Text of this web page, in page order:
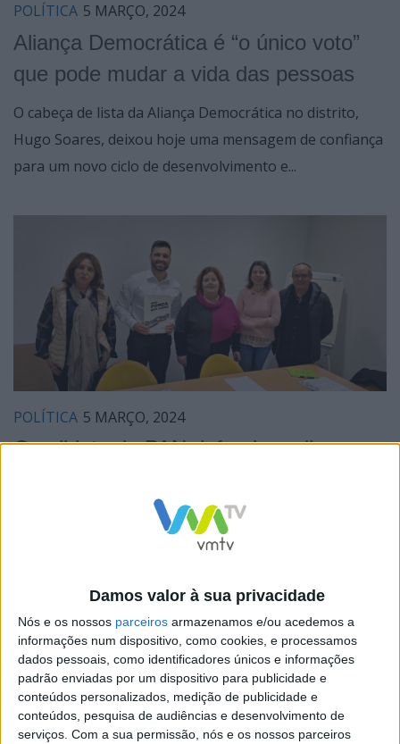
Damos valor à sua privacidade
Nós e os nossos parceiros armazenamos e/ou acedemos a
informações num dispositivo, como cookies, e processamos
dados pessoais, como identificadores únicos e informações
padrão enviadas por um dispositivo para publicidade e
conteúdos personalizados, medição de publicidade e
conteúdos, pesquisa de audiências e desenvolvimento de
serviços. Com a sua permissão, nós e os nossos parceiros
POLÍTICA 5 MARÇO, 2024
Aliança Democrática é “o único voto”
que pode mudar a vida das pessoas
O cabeça de lista da Aliança Democrática no distrito,
Hugo Soares, deixou hoje uma mensagem de confiança
para um novo ciclo de desenvolvimento e...
POLÍTICA 5 MARÇO, 2024
Candidato do PAN defende melhores
O cabeça-de-lista do PAN, Pessoas-Animais-Natureza,
pelo distrito de Braga, Rafael Pinto, reuniu com o
como objetivo...